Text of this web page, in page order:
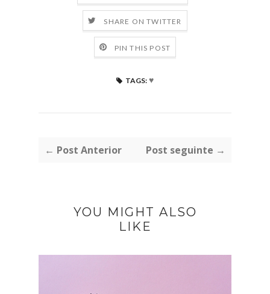
SHARE ON TWITTER
PIN THIS POST
TAGS: ♥
← Post Anterior Post seguinte →
YOU MIGHT ALSO
LIKE